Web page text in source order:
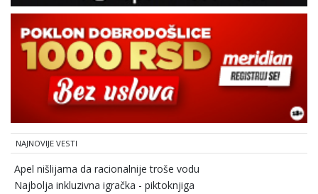
NAJNOVIJE VESTI
Apel nišlijama da racionalnije troše vodu
Najbolja inkluzivna igračka - piktoknjiga